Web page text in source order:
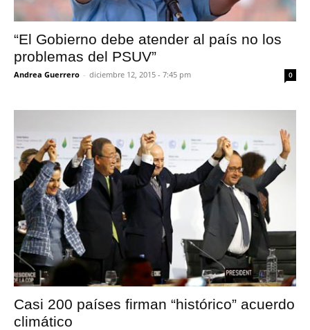
“El Gobierno debe atender al país no los
problemas del PSUV”
Andrea Guerrero - diciembre 12, 2015 - 7:45 pm 0
Casi 200 países firman “histórico” acuerdo
climático